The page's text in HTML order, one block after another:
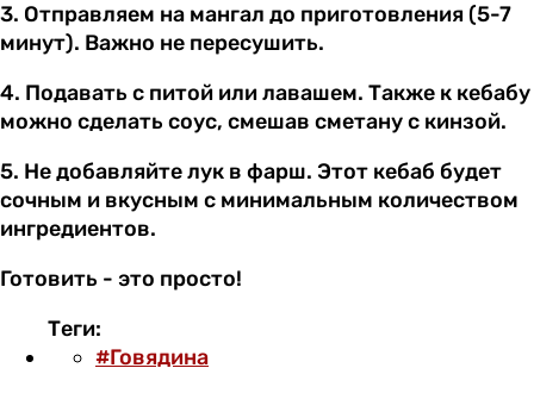
3. Отправляем на мангал до приготовления (5-7
минут). Важно не пересушить.
4. Подавать с питой или лавашем. Также к кебабу
можно сделать соус, смешав сметану с кинзой.
5. Не добавляйте лук в фарш. Этот кебаб будет
сочным и вкусным с минимальным количеством
ингредиентов.
Готовить - это просто!
Теги:
#Говядина